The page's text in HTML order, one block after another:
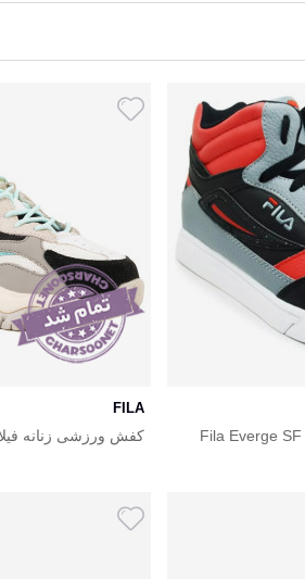
FILA